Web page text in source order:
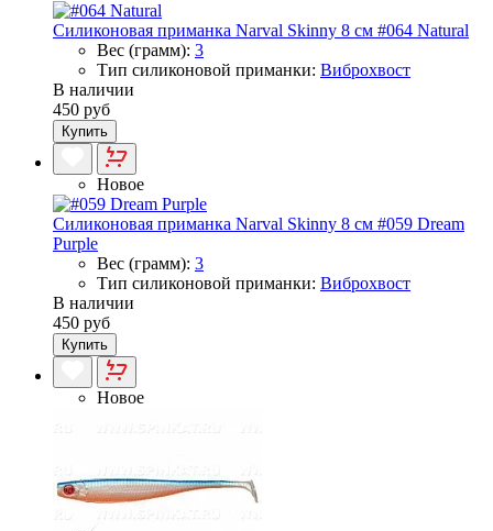
Силиконовая приманка Narval Skinny 8 см #064 Natural
Вес (грамм): 3
Тип силиконовой приманки: Виброхвост
В наличии
450 руб
Купить
Новое
Силиконовая приманка Narval Skinny 8 см #059 Dream
Purple
Вес (грамм): 3
Тип силиконовой приманки: Виброхвост
В наличии
450 руб
Купить
Новое